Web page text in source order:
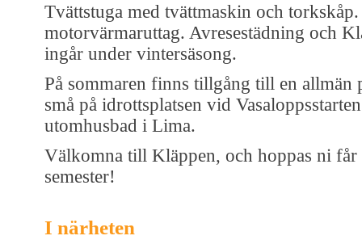
Tvättstuga med tvättmaskin och
motorvärmaruttag. Avresestädning och
ingår under vintersäsong.
På sommaren finns tillgång till en allmän
små på idrottsplatsen vid
utomhusbad i Lima.
Välkomna till Kläppen, och hoppas ni
semester!
I närheten